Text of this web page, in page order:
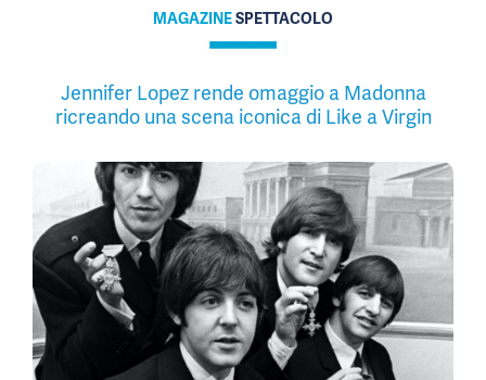
MAGAZINESPETTACOLO
Jennifer Lopez rende omaggio a Madonna
ricreando una scena iconica di Like a Virgin